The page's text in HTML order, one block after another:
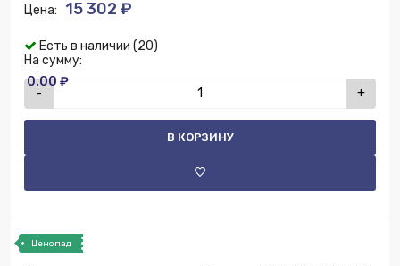
Цена: 15 302 ₽
Есть в наличии (20)
На сумму:
0.00 ₽
- +
В КОРЗИНУ
Ценопад